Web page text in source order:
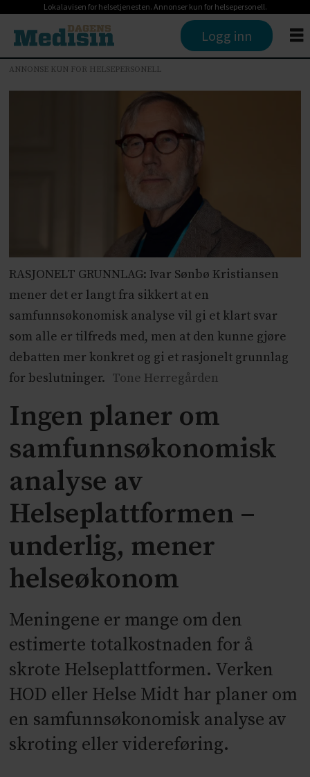
Lokalavisen for helsetjenesten. Annonser kun for helsepersonell.
Logg inn
ANNONSE KUN FOR HELSEPERSONELL
RASJONELT GRUNNLAG: Ivar Sønbø Kristiansen
mener det er langt fra sikkert at en
samfunnsøkonomisk analyse vil gi et klart svar
som alle er tilfreds med, men at den kunne gjøre
debatten mer konkret og gi et rasjonelt grunnlag
for beslutninger. Tone Herregården
Ingen planer om
samfunnsøkonomisk
analyse av
Helseplattformen –
underlig, mener
helseøkonom
Meningene er mange om den
estimerte totalkostnaden for å
skrote Helseplattformen. Verken
HOD eller Helse Midt har planer om
en samfunnsøkonomisk analyse av
skroting eller videreføring.